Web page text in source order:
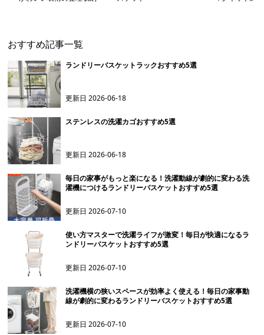
おすすめ記事一覧
ランドリーバスケットラックおすすめ5選
更新日2026-06-18
ステンレスの洗濯カゴおすすめ5選
更新日2026-06-18
毎日の家事がもっと楽になる！洗濯動線が劇的に変わる洗
濯機につけるランドリーバスケットおすすめ5選
更新日2026-07-10
使い方マスターで洗濯ライフが激変！毎日が快適になるラ
ンドリーバスケットおすすめ5選
更新日2026-07-10
洗濯機横の狭いスペースが効率よく使える！毎日の家事動
線が劇的に変わるランドリーバスケットおすすめ5選
更新日2026-07-10